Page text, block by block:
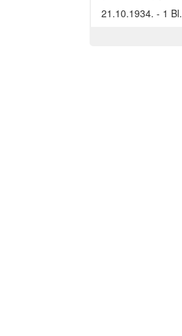
21.10.1934. - 1 Bl.